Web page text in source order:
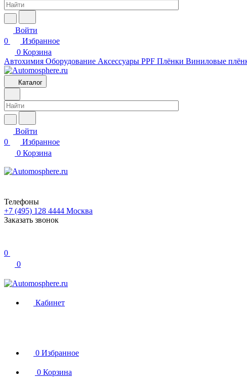
Войти
0
Избранное
0 Корзина
Автохимия Оборудование Аксессуары PPF Плёнки Виниловые
Каталог
Войти
0
Избранное
0 Корзина
Телефоны
+7 (495) 128 4444 Москва
Заказать звонок
0
0
Кабинет
0 Избранное
0 Корзина